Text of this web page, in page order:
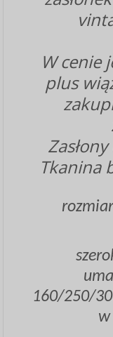
W cenie
plus
Tkanina
160/250/
w